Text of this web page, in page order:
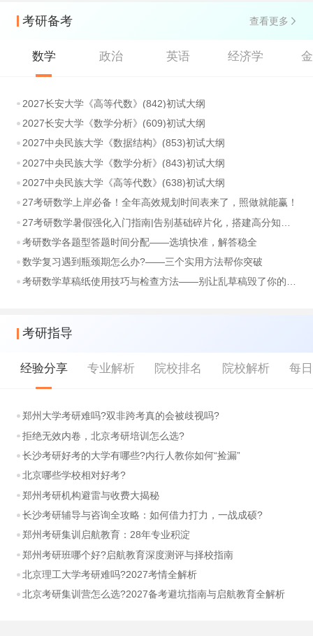
考研备考 查看更多
数学 政治 英语 经济学
2027长安大学《高等代数》(842)初试大纲
2027长安大学《数学分析》(609)初试大纲
2027中央民族大学《数据结构》(853)初试大纲
2027中央民族大学《数学分析》(843)初试大纲
2027中央民族大学《高等代数》(638)初试大纲
27考研数学上岸必备！全年高效规划时间表来了，照做就能赢！
27考研数学暑假强化入门指南|告别基础碎片化，搭建高分知识体系
考研数学各题型答题时间分配——选填快准，解答稳全
数学复习遇到瓶颈期怎么办?——三个实用方法帮你突破
考研数学草稿纸使用技巧与检查方法——别让乱草稿毁了你的分数
考研指导
经验分享 专业解析 院校排名 院校解析 每
郑州大学考研难吗?双非跨考真的会被歧视吗?
拒绝无效内卷，北京考研培训怎么选?
长沙考研好考的大学有哪些?内行人教你如何“捡漏”
北京哪些学校相对好考?
郑州考研机构避雷与收费大揭秘
长沙考研辅导与咨询全攻略：如何借力打力，一战成硕?
郑州考研集训启航教育：28年专业积淀
郑州考研班哪个好?启航教育深度测评与择校指南
北京理工大学考研难吗?2027考情全解析
北京考研集训营怎么选?2027备考避坑指南与启航教育全解析